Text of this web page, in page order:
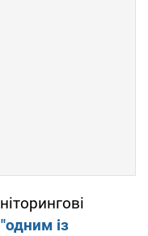
"одним із